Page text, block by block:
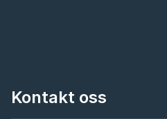
Kontakt oss